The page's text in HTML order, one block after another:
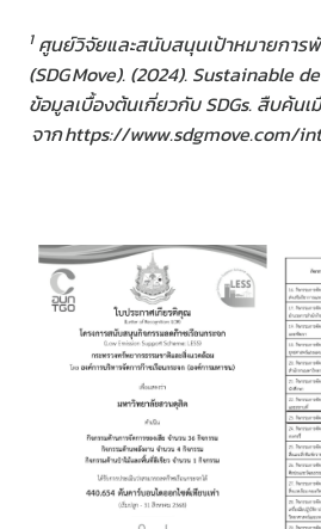
1ศูนย์วิจัยและสนับสนุนเป้าหมายกา
(SDG Move). (2024). Sustainable
ข้อมูลเบื้องต้นเกี่ยวกับ SDGs. สืบค้น
จาก https://www.sdgmove.com/